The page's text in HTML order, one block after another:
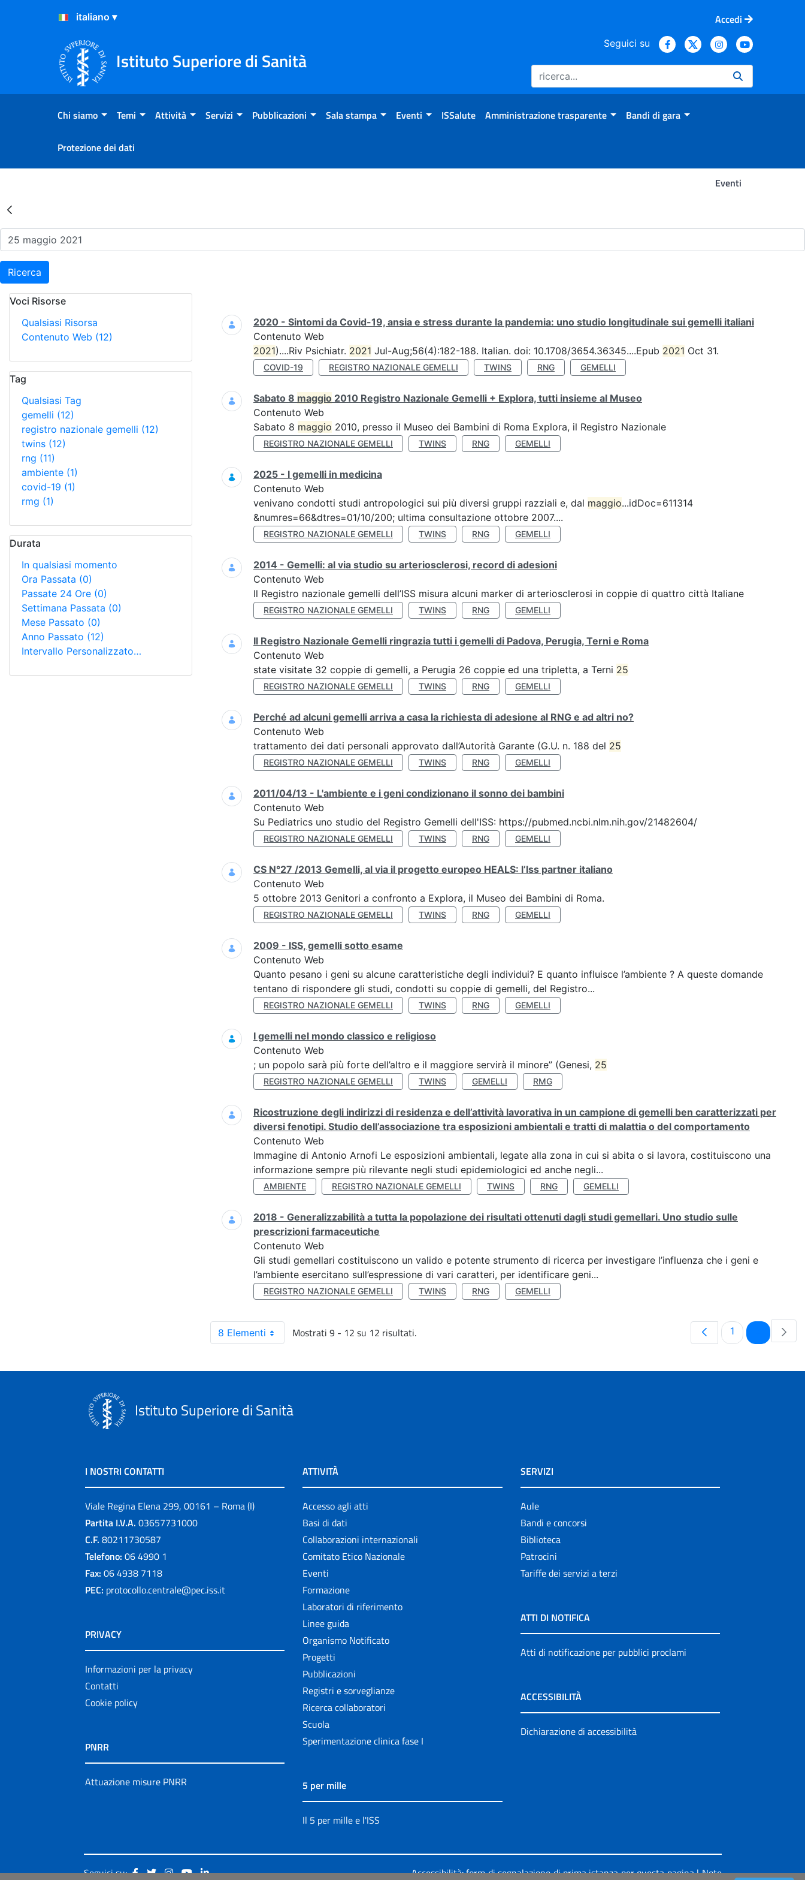
Salta al Contenuto
Salta al Footer
Accedi
Istituto Superiore di Sanità
Seguici su
Chi siamo Temi Attività Servizi Pubblicazioni Sala stampa Eventi ISSalute Amministrazione trasparente Bandi di gara
Protezione dei dati
Eventi
Risultati della Ricerca - Eventi
Ricerca
Voci Risorse
Qualsiasi Risorsa
Contenuto Web (12)
Tag
Qualsiasi Tag
gemelli (12)
registro nazionale gemelli (12)
twins (12)
rng (11)
ambiente (1)
covid-19 (1)
rmg (1)
Durata
In qualsiasi momento
Ora Passata (0)
Passate 24 Ore (0)
Settimana Passata (0)
Mese Passato (0)
Anno Passato (12)
Intervallo Personalizzato…
Ricerca
2020 - Sintomi da Covid-19, ansia e stress durante la pandemia: uno studio longitudinale sui gemelli italiani
Contenuto Web
2021)....Riv Psichiatr. 2021 Jul-Aug;56(4):182-188. Italian. doi: 10.1708/3654.36345....Epub 2021 Oct 31.
COVID-19 REGISTRO NAZIONALE GEMELLI TWINS RNG GEMELLI
Sabato 8 maggio 2010 Registro Nazionale Gemelli + Explora, tutti insieme al Museo
Contenuto Web
Sabato 8 maggio 2010, presso il Museo dei Bambini di Roma Explora, il Registro Nazionale
REGISTRO NAZIONALE GEMELLI TWINS RNG GEMELLI
2025 - I gemelli in medicina
Contenuto Web
venivano condotti studi antropologici sui più diversi gruppi razziali e, dal maggio...idDoc=611314
&numres=66&dtres=01/10/200; ultima consultazione ottobre 2007....
REGISTRO NAZIONALE GEMELLI TWINS RNG GEMELLI
2014 - Gemelli: al via studio su arteriosclerosi, record di adesioni
Contenuto Web
Il Registro nazionale gemelli dell’ISS misura alcuni marker di arteriosclerosi in coppie di quattro città Italiane
REGISTRO NAZIONALE GEMELLI TWINS RNG GEMELLI
Il Registro Nazionale Gemelli ringrazia tutti i gemelli di Padova, Perugia, Terni e Roma
Contenuto Web
state visitate 32 coppie di gemelli, a Perugia 26 coppie ed una tripletta, a Terni 25
REGISTRO NAZIONALE GEMELLI TWINS RNG GEMELLI
Perché ad alcuni gemelli arriva a casa la richiesta di adesione al RNG e ad altri no?
Contenuto Web
trattamento dei dati personali approvato dall’Autorità Garante (G.U. n. 188 del 25
REGISTRO NAZIONALE GEMELLI TWINS RNG GEMELLI
2011/04/13 - L'ambiente e i geni condizionano il sonno dei bambini
Contenuto Web
Su Pediatrics uno studio del Registro Gemelli dell'ISS: https://pubmed.ncbi.nlm.nih.gov/21482604/
REGISTRO NAZIONALE GEMELLI TWINS RNG GEMELLI
CS N°27 /2013 Gemelli, al via il progetto europeo HEALS: l’Iss partner italiano
Contenuto Web
5 ottobre 2013 Genitori a confronto a Explora, il Museo dei Bambini di Roma.
REGISTRO NAZIONALE GEMELLI TWINS RNG GEMELLI
2009 - ISS, gemelli sotto esame
Contenuto Web
Quanto pesano i geni su alcune caratteristiche degli individui? E quanto influisce l’ambiente ? A queste domande
tentano di rispondere gli studi, condotti su coppie di gemelli, del Registro...
REGISTRO NAZIONALE GEMELLI TWINS RNG GEMELLI
I gemelli nel mondo classico e religioso
Contenuto Web
; un popolo sarà più forte dell’altro e il maggiore servirà il minore” (Genesi, 25
REGISTRO NAZIONALE GEMELLI TWINS GEMELLI RMG
Ricostruzione degli indirizzi di residenza e dell’attività lavorativa in un campione di gemelli ben caratterizzati per
diversi fenotipi. Studio dell’associazione tra esposizioni ambientali e tratti di malattia o del comportamento
Contenuto Web
Immagine di Antonio Arnofi Le esposizioni ambientali, legate alla zona in cui si abita o si lavora, costituiscono una
informazione sempre più rilevante negli studi epidemiologici ed anche negli...
AMBIENTE REGISTRO NAZIONALE GEMELLI TWINS RNG GEMELLI
2018 - Generalizzabilità a tutta la popolazione dei risultati ottenuti dagli studi gemellari. Uno studio sulle
prescrizioni farmaceutiche
Contenuto Web
Gli studi gemellari costituiscono un valido e potente strumento di ricerca per investigare l’influenza che i geni e
l’ambiente esercitano sull’espressione di vari caratteri, per identificare geni...
REGISTRO NAZIONALE GEMELLI TWINS RNG GEMELLI
8 Elementi Mostrati 9 - 12 su 12 risultati. Pagina
1 Pagina
Istituto Superiore di Sanità
I NOSTRI CONTATTI
Viale Regina Elena 299, 00161 – Roma (I)
Partita I.V.A. 03657731000
C.F. 80211730587
Telefono: 06 4990 1
Fax: 06 4938 7118
PEC: protocollo.centrale@pec.iss.it
PRIVACY
Informazioni per la privacy
Contatti
Cookie policy
PNRR
Attuazione misure PNRR
ATTIVITÀ
Accesso agli atti
Basi di dati
Collaborazioni internazionali
Comitato Etico Nazionale
Eventi
Formazione
Laboratori di riferimento
Linee guida
Organismo Notificato
Progetti
Pubblicazioni
Registri e sorveglianze
Ricerca collaboratori
Scuola
Sperimentazione clinica fase I
5 per mille
Il 5 per mille e l'ISS
SERVIZI
Aule
Bandi e concorsi
Biblioteca
Patrocini
Tariffe dei servizi a terzi
ATTI DI NOTIFICA
Atti di notificazione per pubblici proclami
ACCESSIBILITÀ
Dichiarazione di accessibilità
Seguici su: Accessibilità: form di segnalazione di prima istanza per questa pagina|Note